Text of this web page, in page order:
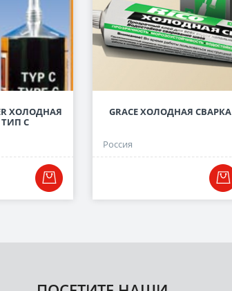
ХОЛОДНАЯ
С
GRACE ХОЛОДНАЯ СВАРКА
Россия